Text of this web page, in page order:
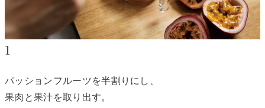
1
パッションフルーツを半割りにし、
果肉と果汁を取り出す。